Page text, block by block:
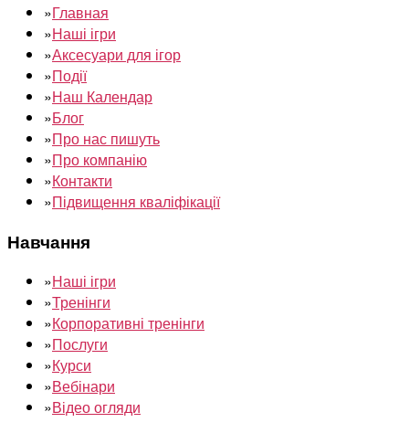
»Главная
»Наші ігри
»Аксесуари для ігор
»Події
»Наш Календар
»Блог
»Про нас пишуть
»Про компанію
»Контакти
»Підвищення кваліфікації
Навчання
»Наші ігри
»Тренінги
»Корпоративні тренінги
»Послуги
»Курси
»Вебінари
»Відео огляди